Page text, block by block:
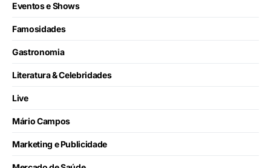
Eventos e Shows
Famosidades
Gastronomia
Literatura & Celebridades
Live
Mário Campos
Marketing e Publicidade